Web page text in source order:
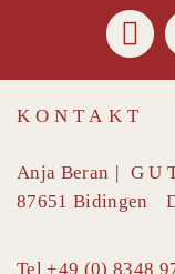
KONTAKT
Anja Beran
87651 Bidingen
Tel+49 (0) 8348